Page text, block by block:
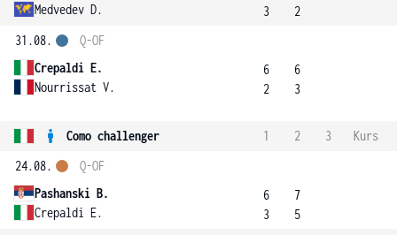
Medvedev D.
3
2
31.08.
Crepaldi E.
Nourrissat V.
Q-OF
6
2
6
3
Como challenger 1 2 3
Kurs
24.08.
Pashanski B.
Crepaldi E.
Q-OF
6
3
7
5